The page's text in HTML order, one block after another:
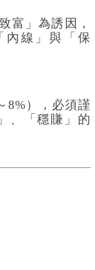
富」為誘因，
內線」與「保
8%），必須謹
、「穩賺」的